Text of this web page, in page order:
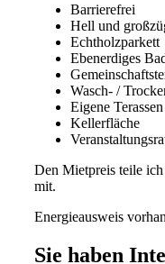
Barrierefrei
Hell und
Echtholzparkett
Ebenerdiges
Wasch- /
Eigene Terassen
Kellerfläche
Den Mietpreis teile
mit.
Energieausweis
Sie haben